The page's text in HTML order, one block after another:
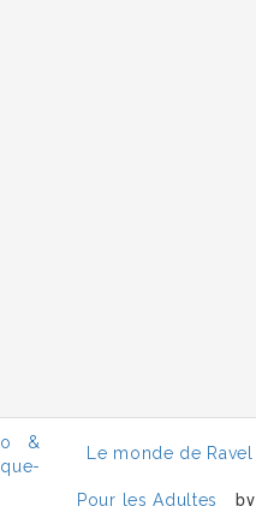
Le monde de
Pour les Adultes